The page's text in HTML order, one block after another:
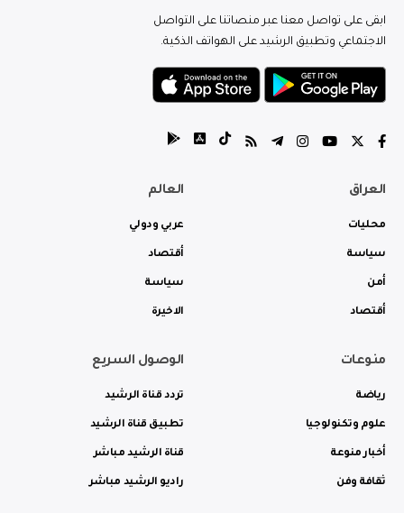
ابقى على تواصل معنا عبر منصاتنا على التواصل
الاجتماعي وتطبيق الرشيد على الهواتف الذكية.
العراق
محليات
سياسة
أمن
أقتصاد
العالم
عربي ودولي
أقتصاد
سياسة
الاخيرة
منوعات
رياضة
علوم وتكنولوجيا
أخبار منوعة
ثقافة وفن
الوصول السريع
تردد قناة الرشيد
تطبيق قناة الرشيد
قناة الرشيد مباشر
راديو الرشيد مباشر